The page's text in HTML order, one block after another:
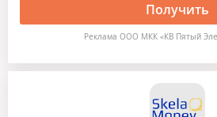
Получить
Реклама ООО МКК «КВ Пятый